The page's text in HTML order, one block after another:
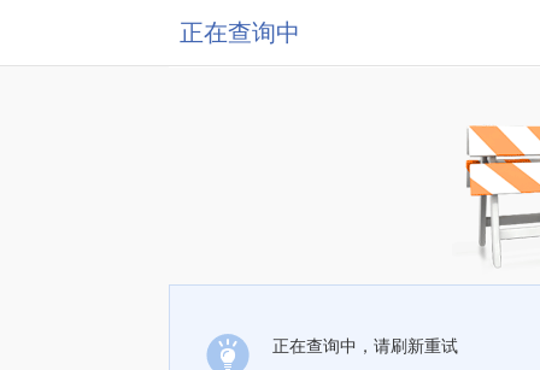
正在查询中
正在查询中，请刷新重试